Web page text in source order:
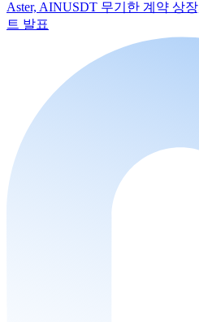
Aster, AINUSDT 무기한 계약 상
트 발표